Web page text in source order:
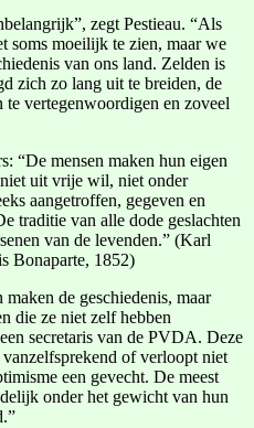
zegt Pestieau. “Als
soms moeilijk te zien, maar we
van ons land. Zelden is
zich zo lang uit te breiden, de
vertegenwoordigen en zoveel
“De mensen maken hun eigen
niet uit vrije wil, niet onder
aangetroffen, gegeven en
traditie van alle dode geslachten
van de levenden.” (Karl
Bonaparte, 1852)
de geschiedenis, maar
die ze niet zelf hebben
secretaris van de PVDA. Deze
of verloopt niet
een gevecht. De meest
onder het gewicht van hun